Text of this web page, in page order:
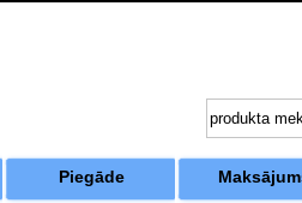
Piegāde